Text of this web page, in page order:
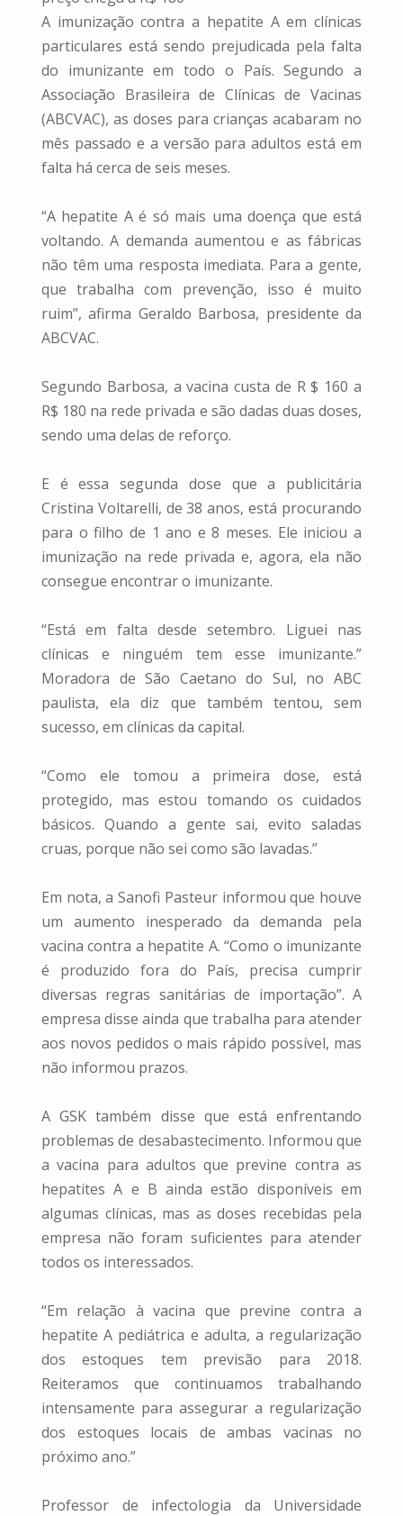
A imunização contra a hepatite A em clínicas
particulares está sendo prejudicada pela falta
do imunizante em todo o País. Segundo a
Associação Brasileira de Clínicas de Vacinas
(ABCVAC), as doses para crianças acabaram no
mês passado e a versão para adultos está em
falta há cerca de seis meses.
“A hepatite A é só mais uma doença que está
voltando. A demanda aumentou e as fábricas
não têm uma resposta imediata. Para a gente,
que trabalha com prevenção, isso é muito
ruim”, afirma Geraldo Barbosa, presidente da
ABCVAC.
Segundo Barbosa, a vacina custa de R $ 160 a
R$ 180 na rede privada e são dadas duas doses,
sendo uma delas de reforço.
E é essa segunda dose que a publicitária
Cristina Voltarelli, de 38 anos, está procurando
para o filho de 1 ano e 8 meses. Ele iniciou a
imunização na rede privada e, agora, ela não
consegue encontrar o imunizante.
“Está em falta desde setembro. Liguei nas
clínicas e ninguém tem esse imunizante.”
Moradora de São Caetano do Sul, no ABC
paulista, ela diz que também tentou, sem
sucesso, em clínicas da capital.
“Como ele tomou a primeira dose, está
protegido, mas estou tomando os cuidados
básicos. Quando a gente sai, evito saladas
cruas, porque não sei como são lavadas.”
Em nota, a Sanofi Pasteur informou que houve
um aumento inesperado da demanda pela
vacina contra a hepatite A. “Como o imunizante
é produzido fora do País, precisa cumprir
diversas regras sanitárias de importação”. A
empresa disse ainda que trabalha para atender
aos novos pedidos o mais rápido possível, mas
não informou prazos.
A GSK também disse que está enfrentando
problemas de desabastecimento. Informou que
a vacina para adultos que previne contra as
hepatites A e B ainda estão disponíveis em
algumas clínicas, mas as doses recebidas pela
empresa não foram suficientes para atender
todos os interessados.
“Em relação à vacina que previne contra a
hepatite A pediátrica e adulta, a regularização
dos estoques tem previsão para 2018.
Reiteramos que continuamos trabalhando
intensamente para assegurar a regularização
dos estoques locais de ambas vacinas no
próximo ano.”
Professor de infectologia da Universidade